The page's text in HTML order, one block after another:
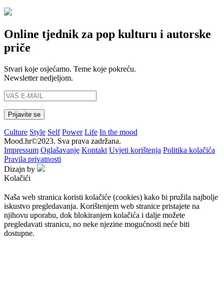
Online tjednik za pop kulturu i autorske
priče
Stvari koje osjećamo. Teme koje pokreću.
Newsletter nedjeljom.
Culture Style Self Power Life In the mood
Mood.hr©2023. Sva prava zadržana.
Impressum Oglašavanje Kontakt Uvjeti korištenja Politika kolačića
Pravila privatnosti
Dizajn by
Kolačići
Naša web stranica koristi kolačiće (cookies) kako bi pružila najbolje
iskustvo pregledavanja. Korištenjem web stranice pristajete na
njihovu uporabu, dok blokiranjem kolačića i dalje možete
pregledavati stranicu, no neke njezine mogućnosti neće biti
dostupne.